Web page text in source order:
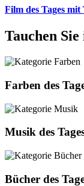
Film des Tages
Tauchen
Farben des
Musik des
Bücher des